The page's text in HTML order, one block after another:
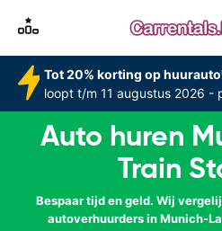
Tot 20% korting op
loopt t/m 11 augustus 2026 -
Auto huren
Train
Bespaar tijd en geld. Wij
autoverhuurders in Munich-